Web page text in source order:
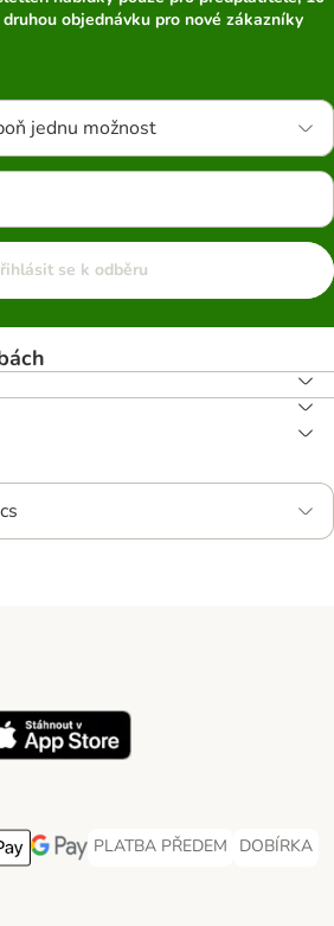
objednávku pro nové zákazníky
jednu možnost
se k odběru
Method
Method
pay Payment Method
GooglePay Payment Method
PLATBA PŘEDEM
PLATBA PŘEDEM Payment
DOBÍRKA
DOBÍRKA